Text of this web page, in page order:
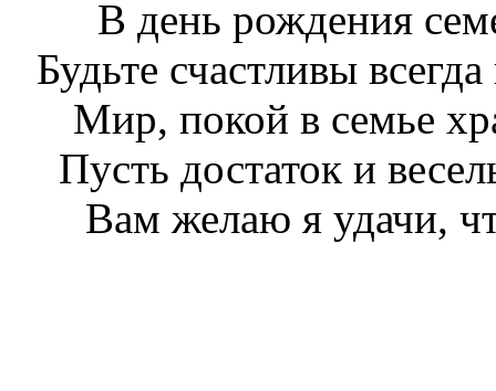
В день рождения
Будьте счастливы
Мир, покой в семье
Пусть достаток и
Вам желаю я удачи,